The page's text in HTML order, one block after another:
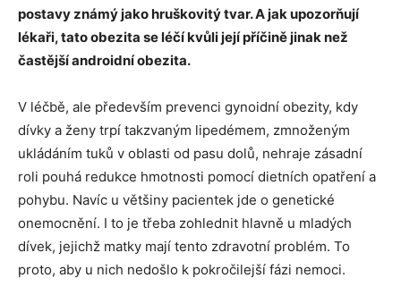
postavy známý jako hruškovitý tvar. A jak upozorňují
lékaři, tato obezita se léčí kvůli její příčině jinak než
častější androidní obezita.
V léčbě, ale především prevenci gynoidní obezity, kdy
dívky a ženy trpí takzvaným lipedémem, zmnoženým
ukládáním tuků v oblasti od pasu dolů, nehraje zásadní
roli pouhá redukce hmotnosti pomocí dietních opatření a
pohybu. Navíc u většiny pacientek jde o genetické
onemocnění. I to je třeba zohlednit hlavně u mladých
dívek, jejichž matky mají tento zdravotní problém. To
proto, aby u nich nedošlo k pokročilejší fázi nemoci.